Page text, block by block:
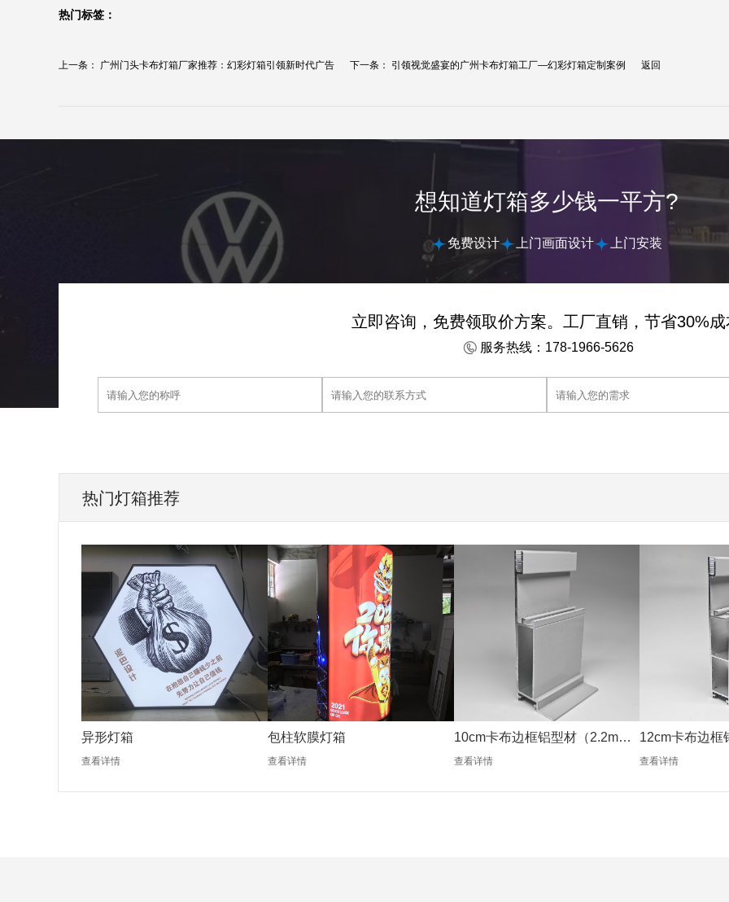
热门标签：
上一条： 广州门头卡布灯箱厂家推荐：幻彩灯箱引领新时代广告
下一条： 引领视觉盛宴的广州卡布灯箱工厂—幻彩灯箱定制案例 返回
想知道灯箱多少钱一平方?
免费设计 上门画面设计 上门安装
立即咨询，免费领取价方案。工厂直销，节省30%成
服务热线：178-1966-5626
热门灯箱推荐
异形灯箱
查看详情
包柱软膜灯箱
查看详情
10cm卡布边框铝型材（2.2mm
银色）
查看详情
12cm卡布边框
银色）
查看详情